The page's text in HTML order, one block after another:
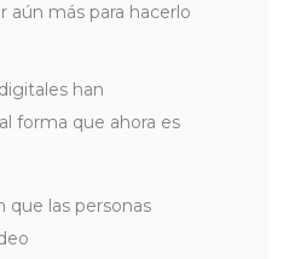
aún más para hacerlo
han
forma que ahora es
que las personas